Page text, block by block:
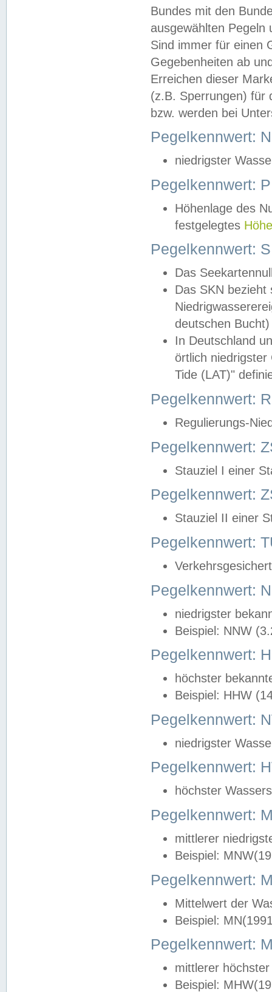
Bundes mit den
ausgewählten
Sind immer für einen
Gegebenheiten ab
Erreichen dieser
(z.B. Sperrungen) für
bzw. werden bei
Pegelkennwert:
niedrigster
Pegelkennwert:
Höhenlage des
festgelegtes
Pegelkennwert:
Das
Das SKN
deutschen
In Deutschland
örtlich
Tide (LAT)"
Pegelkennwert:
Regulierungs-
Pegelkennwert:
Stauziel I einer
Pegelkennwert:
Stauziel II einer
Pegelkennwert:
Pegelkennwert:
niedrigster
Beispiel: NNW
Pegelkennwert:
höchster
Beispiel: HHW
Pegelkennwert:
niedrigster
Pegelkennwert:
höchster
Pegelkennwert:
mittlerer
Beispiel:
Pegelkennwert:
Mittelwert der
Beispiel:
Pegelkennwert:
mittlerer
Beispiel: